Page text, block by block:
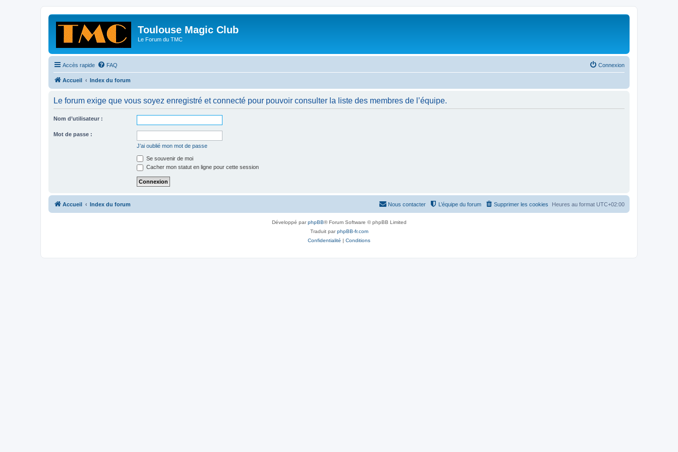
Toulouse Magic Club
Le Forum du TMC
Accès rapide FAQ Connexion
Accueil Index du forum
Le forum exige que vous soyez enregistré et connecté pour pouvoir consulter la liste des membres de l’équipe.
Nom d’utilisateur :
Mot de passe :
J’ai oublié mon mot de passe
Se souvenir de moi
Cacher mon statut en ligne pour cette session
Accueil Index du forum Heures au format UTC+02:00
Supprimer les cookies
L’équipe du forum
Nous contacter
Développé parphpBB® Forum Software © phpBB Limited
Traduit parphpBB-fr.com
Confidentialité | Conditions